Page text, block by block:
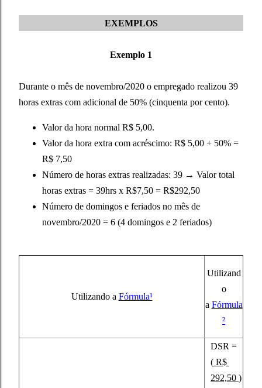
EXEMPLOS
Exemplo 1
Durante o mês de novembro/2020 o empregado realizou 39
horas extras com adicional de 50% (cinquenta por cento).
Valor da hora normal R$ 5,00.
Valor da hora extra com acréscimo: R$ 5,00 + 50% =
R$ 7,50
Número de horas extras realizadas: 39 → Valor total
horas extras = 39hrs x R$7,50 = R$292,50
Número de domingos e feriados no mês de
novembro/2020 = 6 (4 domingos e 2 feriados)
Utilizando a Fórmula¹
Utilizand
o
a Fórmula
²
DSR =
( R$
292,50 )